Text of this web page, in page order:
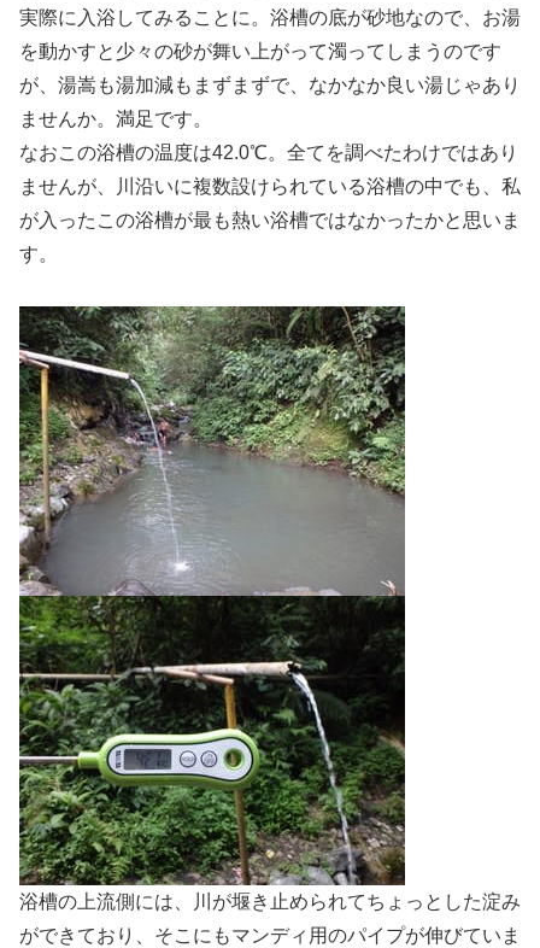
実際に入浴してみることに。浴槽の底が砂地なので、お湯
を動かすと少々の砂が舞い上がって濁ってしまうのです
が、湯嵩も湯加減もまずまずで、なかなか良い湯じゃあり
ませんか。満足です。
なおこの浴槽の温度は42.0℃。全てを調べたわけではあり
ませんが、川沿いに複数設けられている浴槽の中でも、私
が入ったこの浴槽が最も熱い浴槽ではなかったかと思いま
す。
浴槽の上流側には、川が堰き止められてちょっとした淀み
ができており、そこにもマンディ用のパイプが伸びていま